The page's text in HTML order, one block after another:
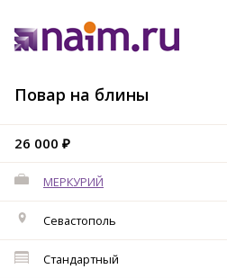
Повар на блины
26 000 ₽
МЕРКУРИЙ
Севастополь
Стандартный